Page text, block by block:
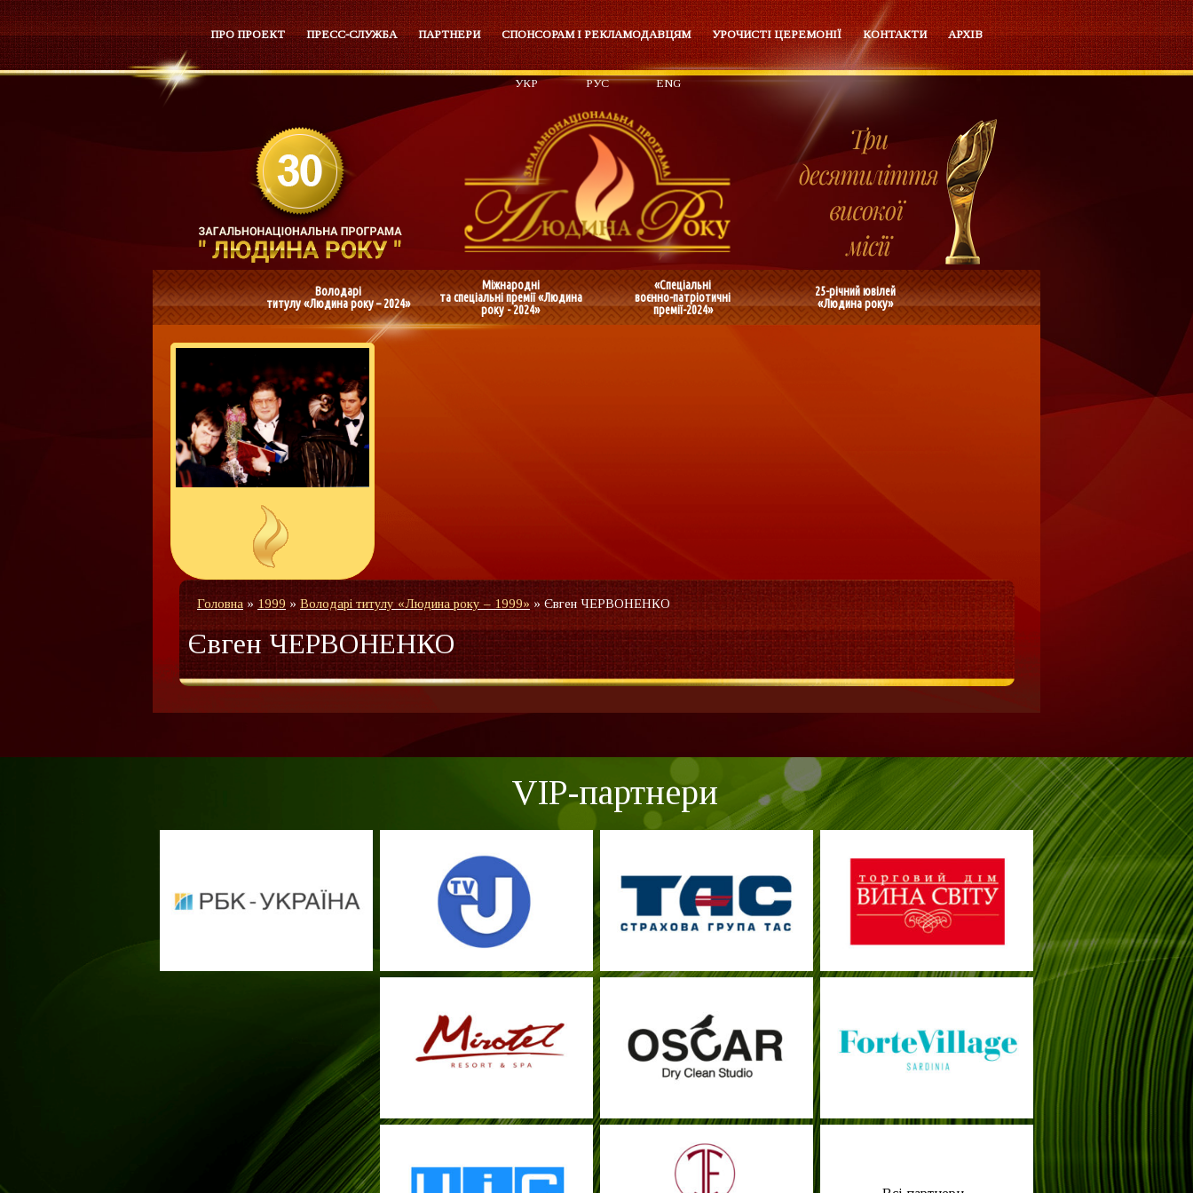
ПРО ПРОЕКТ ПРЕСС-СЛУЖБА ПАРТНЕРИ СПОНСОРАМ І РЕКЛАМОДАВЦЯМ УРОЧИСТІ ЦЕРЕМОНІЇ КОНТАКТИ АРХІВ
УКР РУС ENG
Володарі
титулу «Людина року – 2024»
Міжнародні
та спеціальні премії «Людина
року - 2024»
«Спеціальні
воєнно-патріотичні
премії-2024»
25-річний ювілей
«Людина року»
Головна» 1999 » Володарі титулу «Людина року – 1999» » Євген ЧЕРВОНЕНКО
Євген ЧЕРВОНЕНКО
VIP-партнери